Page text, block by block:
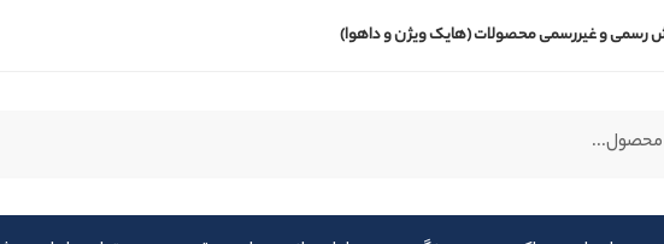
رسمی و غیررسمی محصولات (هایک ویژن و داهوا)